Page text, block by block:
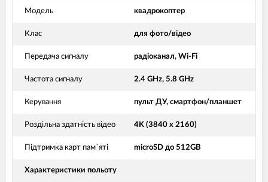
Модель квадрокоптер
Клас для фото/відео
Передача сигналу радіоканал, Wi-Fi
Частота сигналу 2.4 GHz, 5.8 GHz
Керування пульт ДУ, смартфон/планшет
Роздільна здатність відео 4K (3840 x 2160)
Підтримка карт пам`яті microSD до 512GB
Характеристики польоту